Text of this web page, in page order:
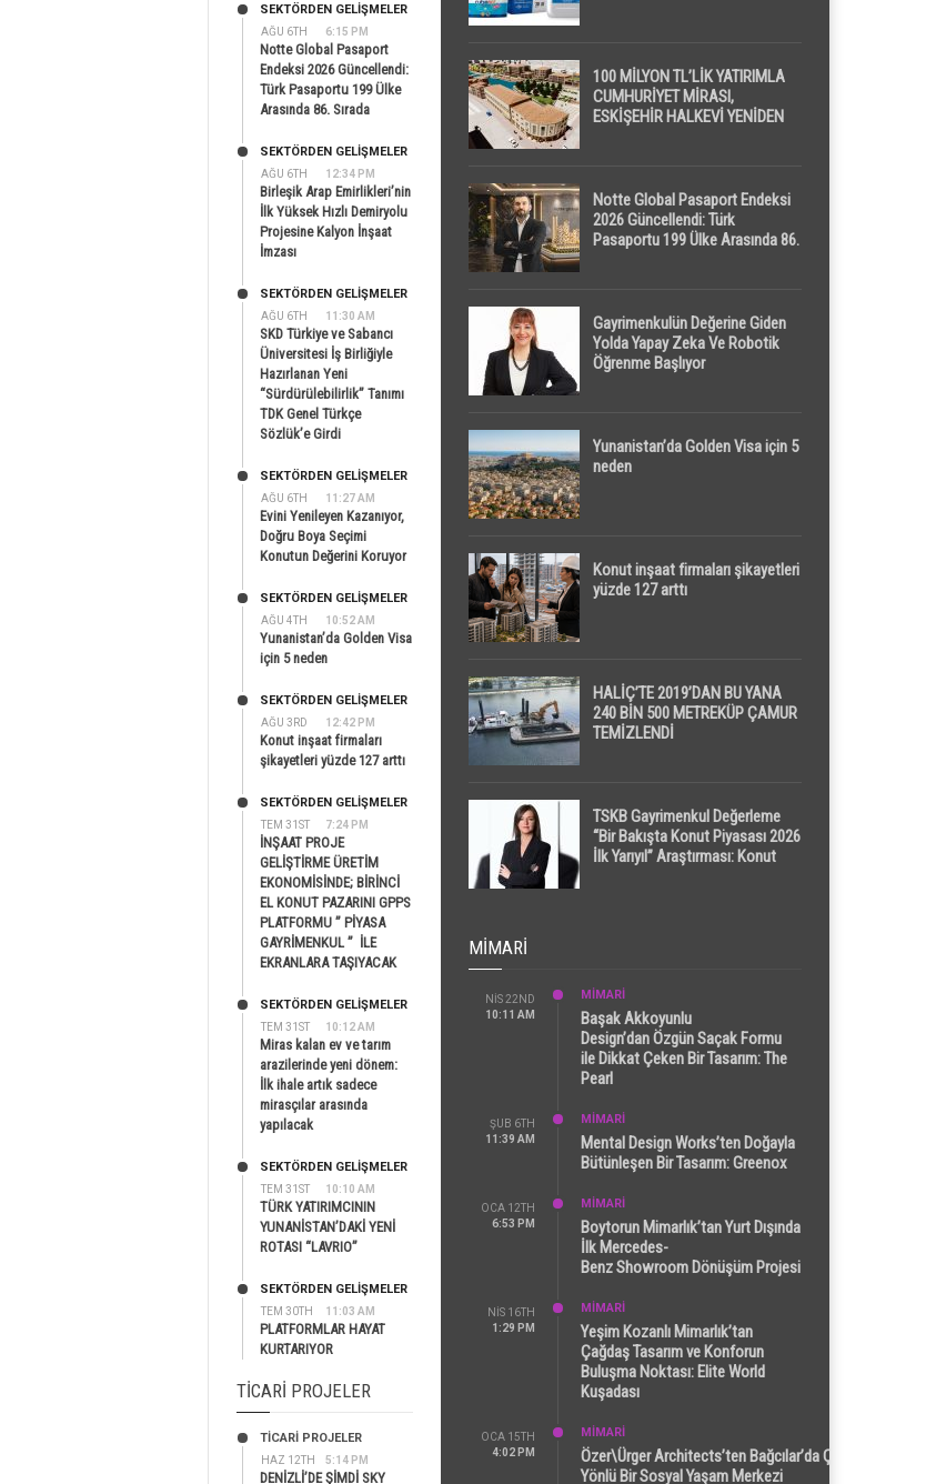
AĞU 6TH 6:15 PM
SEKTÖRDEN GELIŞMELER
Notte Global Pasaport
Endeksi 2026 Güncellendi:
Türk Pasaportu 199 Ülke
Arasında 86. Sırada
AĞU 6TH 12:34 PM
SEKTÖRDEN GELIŞMELER
Birleşik Arap Emirlikleri’nin
İlk Yüksek Hızlı Demiryolu
Projesine Kalyon İnşaat
İmzası
AĞU 6TH 11:30 AM
SEKTÖRDEN GELIŞMELER
SKD Türkiye ve Sabancı
Üniversitesi İş Birliğiyle
Hazırlanan Yeni
“Sürdürülebilirlik” Tanımı
TDK Genel Türkçe
Sözlük’e Girdi
AĞU 6TH 11:27 AM
SEKTÖRDEN GELIŞMELER
Evini Yenileyen Kazanıyor,
Doğru Boya Seçimi
Konutun Değerini Koruyor
AĞU 4TH 10:52 AM
SEKTÖRDEN GELIŞMELER
Yunanistan’da Golden Visa
için 5 neden
AĞU 3RD 12:42 PM
SEKTÖRDEN GELIŞMELER
Konut inşaat firmaları
şikayetleri yüzde 127 arttı
TEM 31ST 7:24 PM
SEKTÖRDEN GELIŞMELER
İNŞAAT PROJE
GELİŞTİRME ÜRETİM
EKONOMİSİNDE; BİRİNCİ
EL KONUT PAZARINI GPPS
PLATFORMU ” PİYASA
GAYRİMENKUL ” İLE
EKRANLARA TAŞIYACAK
TEM 31ST 10:12 AM
SEKTÖRDEN GELIŞMELER
Miras kalan ev ve tarım
arazilerinde yeni dönem:
İlk ihale artık sadece
mirasçılar arasında
yapılacak
TEM 31ST 10:10 AM
SEKTÖRDEN GELIŞMELER
TÜRK YATIRIMCININ
YUNANİSTAN’DAKİ YENİ
ROTASI “LAVRIO”
TEM 30TH 11:03 AM
SEKTÖRDEN GELIŞMELER
PLATFORMLAR HAYAT
KURTARIYOR
TICARI PROJELER
HAZ 12TH 5:14 PM
TİCARİ PROJELER
DENİZLİ’DE ŞİMDİ SKY
100 MİLYON TL’LİK YATIRIMLA
CUMHURİYET MİRASI,
ESKİŞEHİR HALKEVİ YENİDEN
Notte Global Pasaport Endeksi
2026 Güncellendi: Türk
Pasaportu 199 Ülke Arasında 86.
Gayrimenkulün Değerine Giden
Yolda Yapay Zeka Ve Robotik
Öğrenme Başlıyor
Yunanistan’da Golden Visa için 5
neden
Konut inşaat firmaları şikayetleri
yüzde 127 arttı
HALİÇ’TE 2019’DAN BU YANA
240 BİN 500 METREKÜP ÇAMUR
TEMİZLENDİ
TSKB Gayrimenkul Değerleme
“Bir Bakışta Konut Piyasası 2026
İlk Yarıyıl” Araştırması: Konut
MIMARI
NIS 22ND
10:11 AM
MİMARİ
Başak Akkoyunlu
Design’dan Özgün Saçak Formu
ile Dikkat Çeken Bir Tasarım: The
Pearl
ŞUB 6TH
11:39 AM
MİMARİ
Mental Design Works’ten Doğayla
Bütünleşen Bir Tasarım: Greenox
OCA 12TH
6:53 PM
MİMARİ
Boytorun Mimarlık’tan Yurt Dışında
İlk Mercedes-
Benz Showroom Dönüşüm Projesi
NIS 16TH
1:29 PM
MİMARİ
Yeşim Kozanlı Mimarlık’tan
Çağdaş Tasarım ve Konforun
Buluşma Noktası: Elite World
Kuşadası
OCA 15TH
4:02 PM
MİMARİ
Özer\Ürger Architects’ten Bağcılar’da Çok
Yönlü Bir Sosyal Yaşam Merkezi